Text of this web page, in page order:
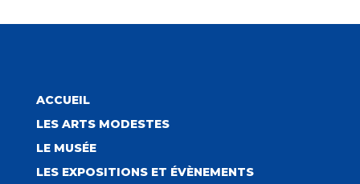
ACCUEIL
LES ARTS MODESTES
LE MUSÉE
LES EXPOSITIONS ET ÉVÈNEMENTS